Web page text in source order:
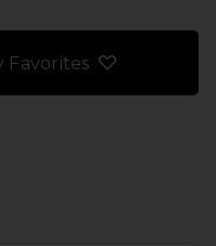
Favorites